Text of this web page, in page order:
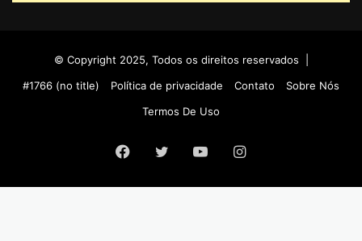
© Copyright 2025, Todos os direitos reservados |
#1766 (no title)
Política de privacidade Contato
Sobre Nós
Termos De Uso
Facebook
Twitter YouTubeInstagram